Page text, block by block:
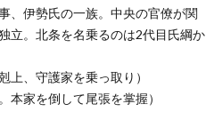
、伊勢氏の一族。中央の官僚が関
立。北条を名乗るのは2代目氏綱か
上、守護家を乗っ取り）
本家を倒して尾張を掌握）